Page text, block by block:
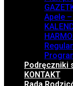
Apele
Podręczniki
KONTAKT